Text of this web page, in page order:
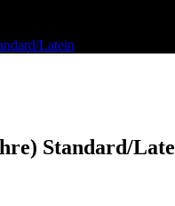
Latein
Standard/